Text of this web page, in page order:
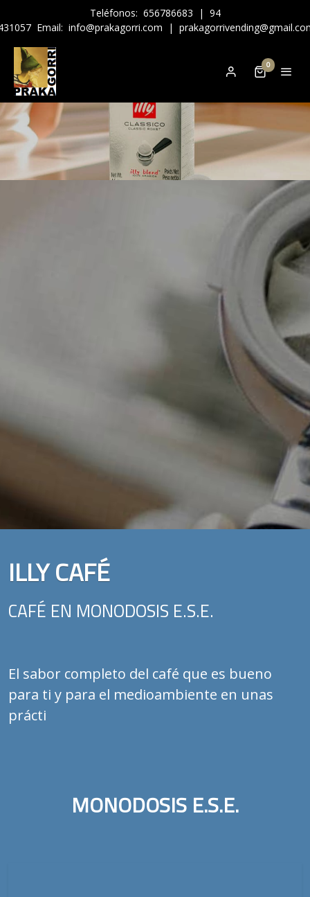
Teléfonos: 656786683 | 94
Email: info@prakagorri.com |
0
ILLY CAFÉ
CAFÉ EN MONODOSIS E.S.E.
El sabor completo del café que es bueno
para ti y para el medioambiente en unas
prácticas monodo
MONODOSIS E.S.E.